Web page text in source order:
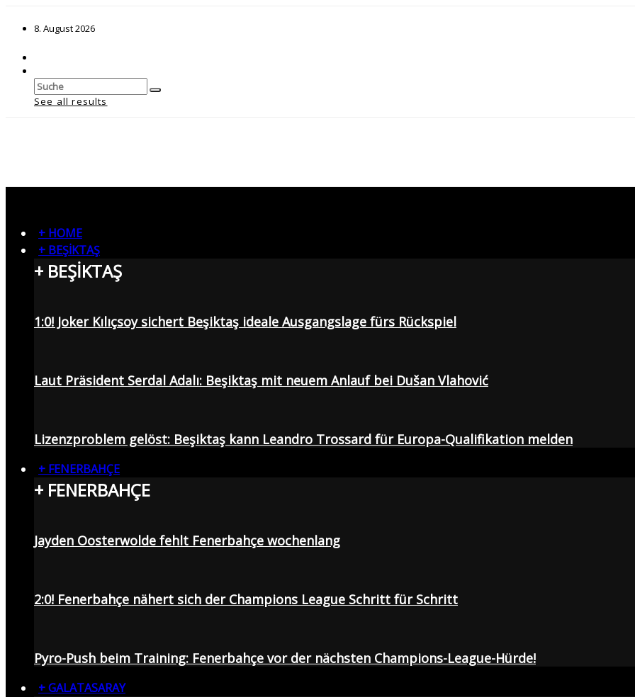
8. August 2026
See all results
+ HOME
+ BEŞİKTAŞ
+ BEŞİKTAŞ
1:0! Joker Kılıçsoy sichert Beşiktaş ideale Ausgangslage fürs Rückspiel
Laut Präsident Serdal Adalı: Beşiktaş mit neuem Anlauf bei Dušan Vlahović
Lizenzproblem gelöst: Beşiktaş kann Leandro Trossard für Europa-Qualifikation melden
+ FENERBAHÇE
+ FENERBAHÇE
Jayden Oosterwolde fehlt Fenerbahçe wochenlang
2:0! Fenerbahçe nähert sich der Champions League Schritt für Schritt
Pyro-Push beim Training: Fenerbahçe vor der nächsten Champions-League-Hürde!
+ GALATASARAY